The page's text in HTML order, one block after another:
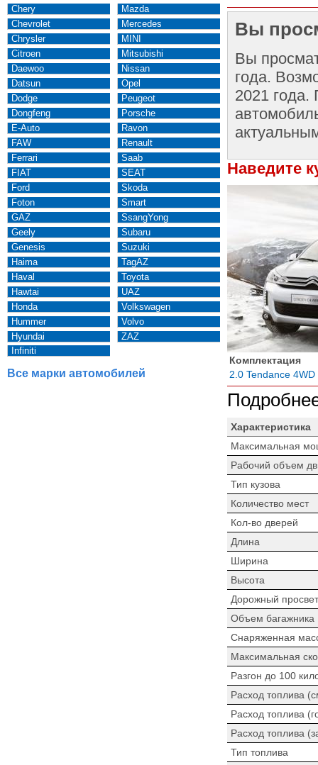
Chery
Chevrolet
Chrysler
Citroen
Daewoo
Datsun
Dodge
Dongfeng
E-Auto
FAW
Ferrari
FIAT
Ford
Foton
GAZ
Geely
Genesis
Haima
Haval
Hawtai
Honda
Hummer
Hyundai
Infiniti
Mazda
Mercedes
MINI
Mitsubishi
Nissan
Opel
Peugeot
Porsche
Ravon
Renault
Saab
SEAT
Skoda
Smart
SsangYong
Subaru
Suzuki
TagAZ
Toyota
UAZ
Volkswagen
Volvo
ZAZ
Все марки автомобилей
Вы
Вы
года.
2021 года.
Наведите
Комплектация
2.0 Tendance 4WD
Характеристика
Максимальная
Рабочий объем
Тип кузова
Количество мест
Кол-во дверей
Длина
Ширина
Высота
Дорожный просвет
Объем багажника
Снаряженная
Максимальная
Разгон до 100
Расход топлива
Расход топлива
Расход топлива
Тип топлива